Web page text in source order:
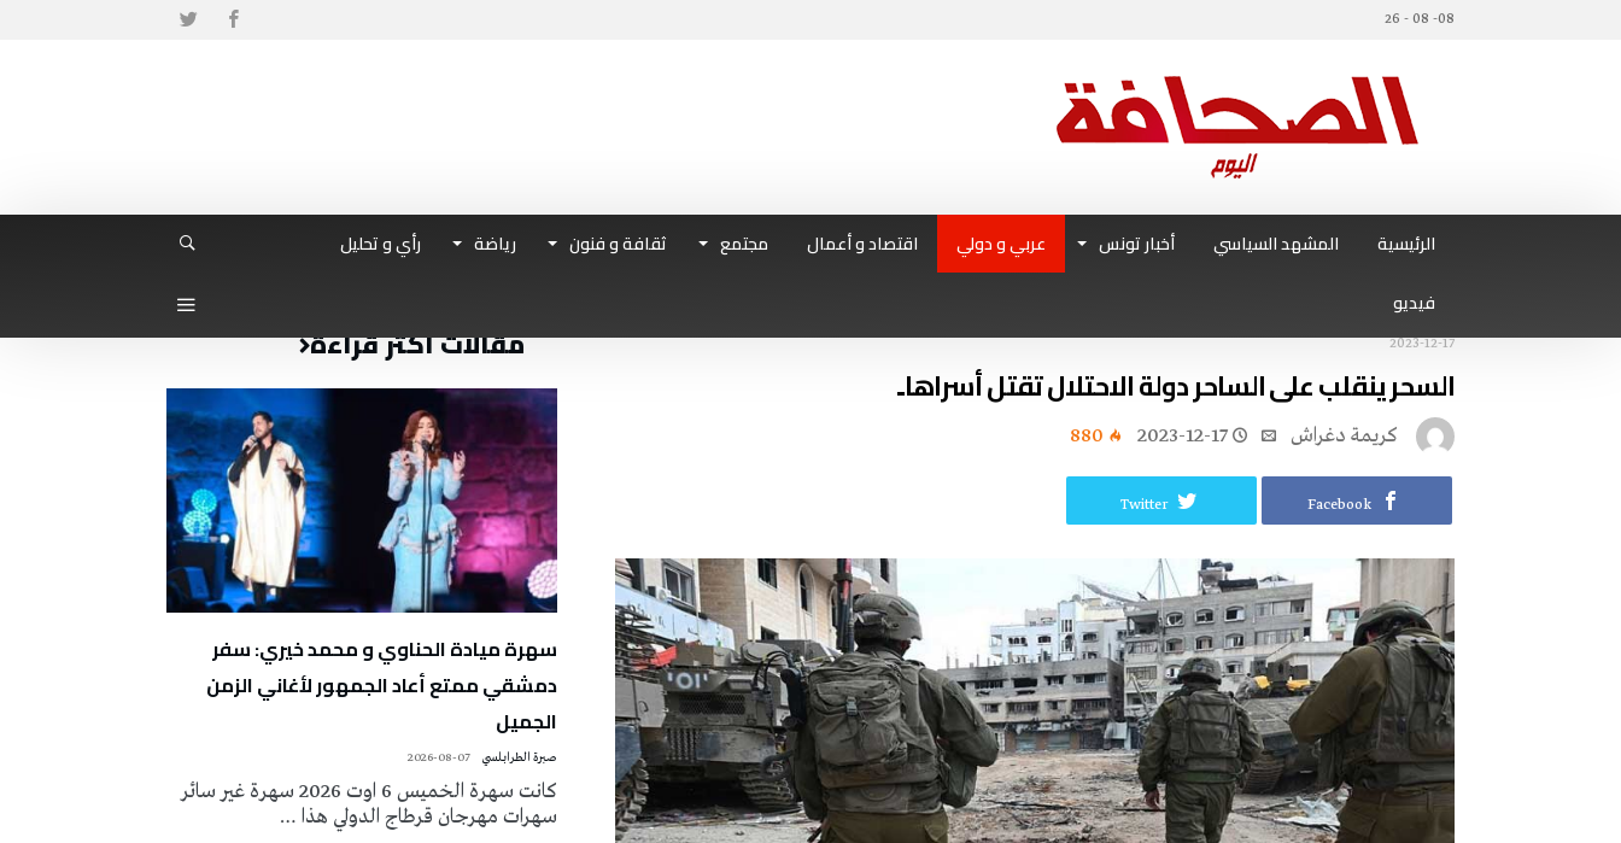
08- 08 - 26
الرئيسية المشهد السياسي أخبار تونس عربي و دولي اقتصاد و أعمال مجتمع ثقافة و فنون رياضة
رأي و تحليل
فيديو
2023-12-17
السحر ينقلب على الساحر دولة الاحتلال تقتل أسراها..
كريمة‭ ‬دغراش 2023-12-17
880
Facebook
Twitter
مقالات أكثر قراءة
سهرة ميادة الحناوي و محمد خيري: سفر
دمشقي ممتع أعاد الجمهور لأغاني الزمن
الجميل
صبرة الطرابلسي 2026-08-07
كانت سهرة الخميس 6 اوت 2026 سهرة غير سائر
سهرات مهرجان قرطاج الدولي هذا …